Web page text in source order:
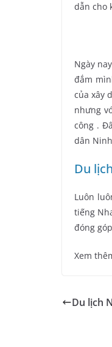
dẫn cho
Ngày
đắm
của xây
nhưng
công .
dân
Du
Luôn
tiếng
đóng
Xem
Du lịch